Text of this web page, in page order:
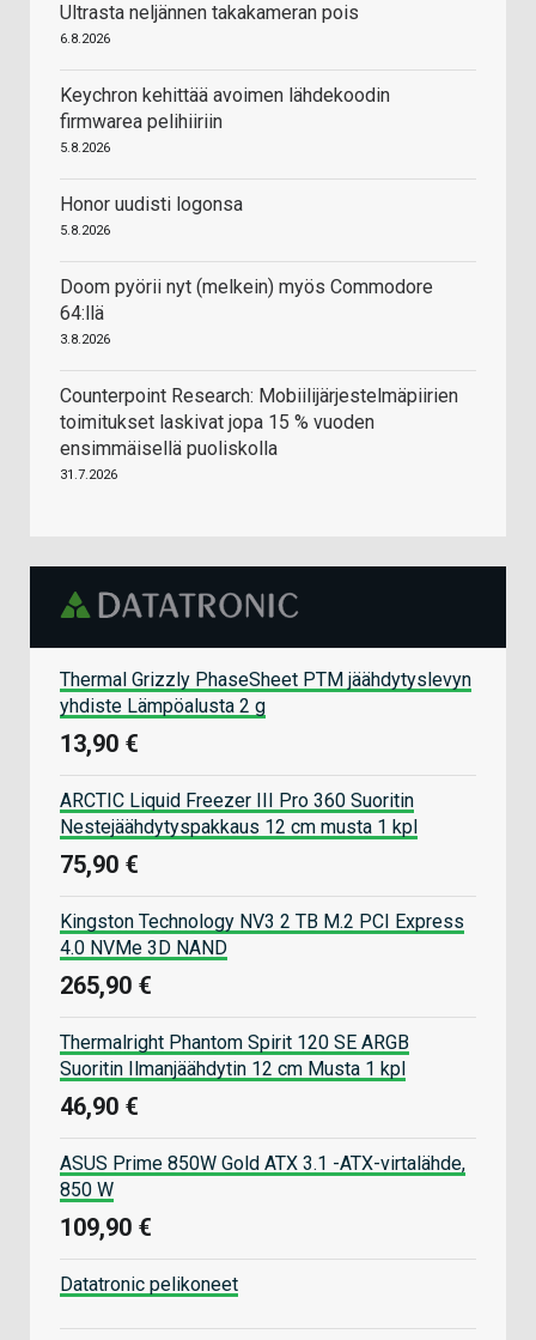
Ultrasta neljännen takakameran pois
6.8.2026
Keychron kehittää avoimen lähdekoodin
firmwarea pelihiiriin
5.8.2026
Honor uudisti logonsa
5.8.2026
Doom pyörii nyt (melkein) myös Commodore
64:llä
3.8.2026
Counterpoint Research: Mobiilijärjestelmäpiirien
toimitukset laskivat jopa 15 % vuoden
ensimmäisellä puoliskolla
31.7.2026
Thermal Grizzly PhaseSheet PTM jäähdytyslevyn
yhdiste Lämpöalusta 2 g
13,90 €
ARCTIC Liquid Freezer III Pro 360 Suoritin
Nestejäähdytyspakkaus 12 cm musta 1 kpl
75,90 €
Kingston Technology NV3 2 TB M.2 PCI Express
4.0 NVMe 3D NAND
265,90 €
Thermalright Phantom Spirit 120 SE ARGB
Suoritin Ilmanjäähdytin 12 cm Musta 1 kpl
46,90 €
ASUS Prime 850W Gold ATX 3.1 -ATX-virtalähde,
850 W
109,90 €
Datatronic pelikoneet